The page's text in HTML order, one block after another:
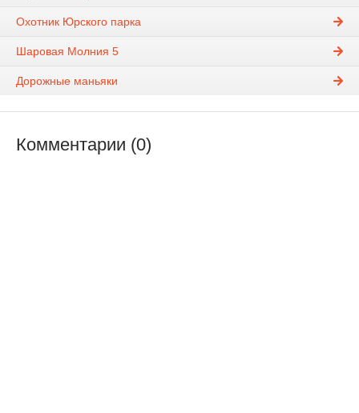
Охотник Юрского парка
Шаровая Молния 5
Дорожные маньяки
Комментарии (0)